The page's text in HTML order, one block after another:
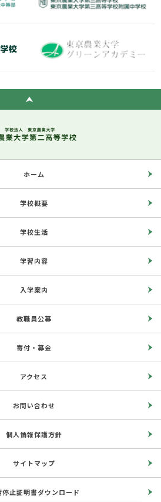
ホーム
学校概要
学校生活
学習内容
入学案内
教職員公募
寄付・募金
アクセス
お問い合わせ
個人情報保護方針
サイトマップ
停止証明書ダウンロード